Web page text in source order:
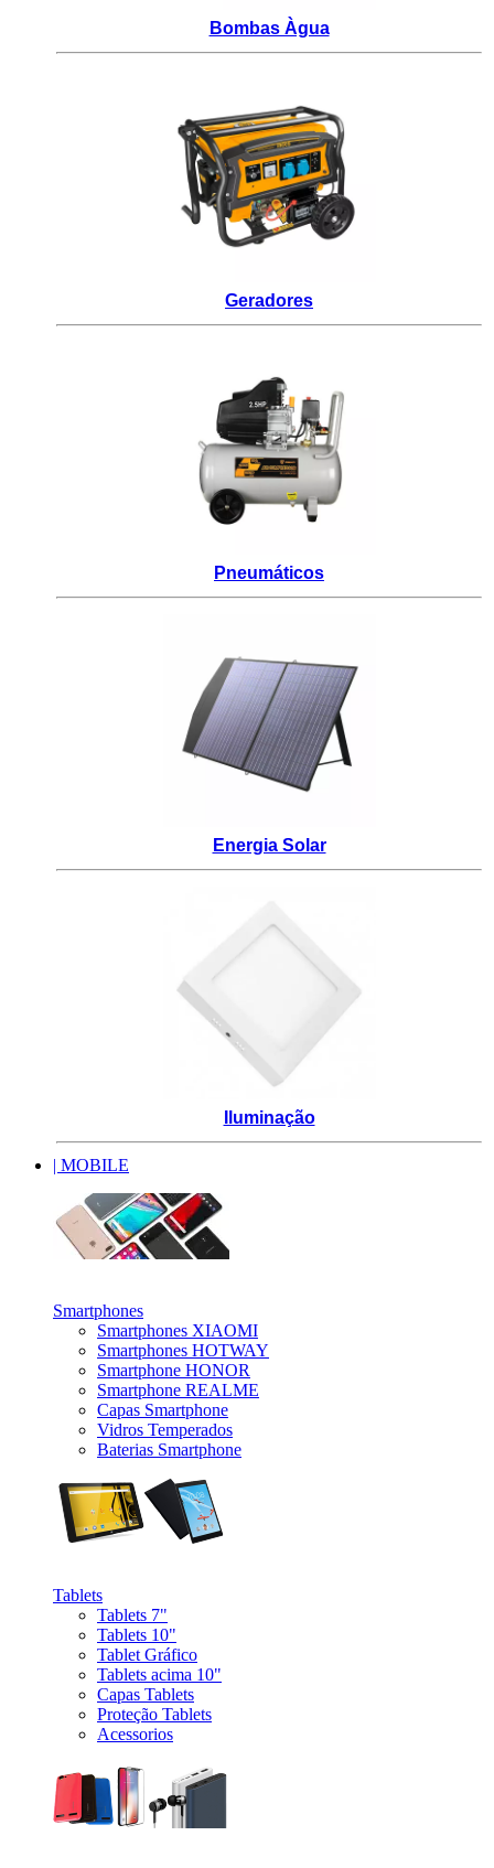
Bombas Àgua
Geradores
Pneumáticos
Energia Solar
Iluminação
| MOBILE
Smartphones
Smartphones XIAOMI
Smartphones HOTWAY
Smartphone HONOR
Smartphone REALME
Capas Smartphone
Vidros Temperados
Baterias Smartphone
Tablets
Tablets 7"
Tablets 10"
Tablet Gráfico
Tablets acima 10"
Capas Tablets
Proteção Tablets
Acessorios